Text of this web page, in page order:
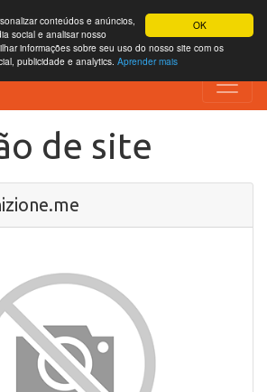
OK
conteúdos e anúncios,
social e analisar nosso
informações sobre seu uso do nosso site com os
publicidade e analytics. Aprender mais
de site